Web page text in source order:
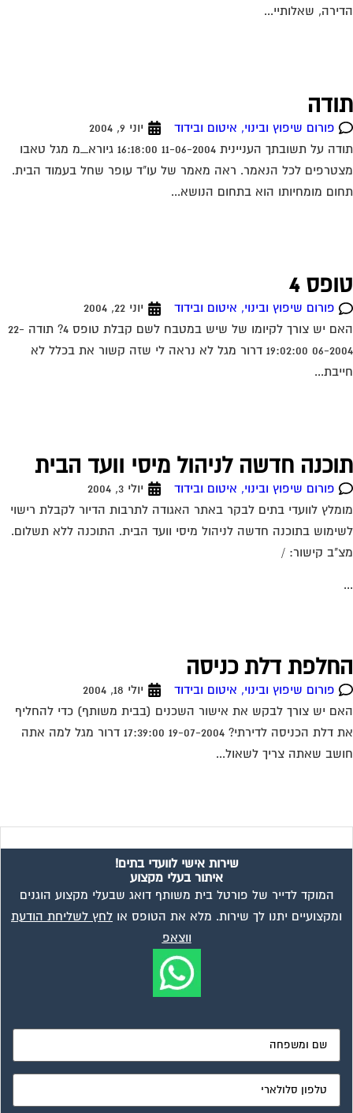
שאלותיי...
פורום שיפוץ ובינוי, איטום ובידוד
יוני 9, 2004
תודה על תשובתך העניינית 11-06-2004 16:18:00 גיורא_מ מגל טאבו
לכל הנאמר. ראה מאמר של עו"ד עופר שחל בעמוד הבית.
מומחיותו הוא בתחום הנושא...
4
פורום שיפוץ ובינוי, איטום ובידוד
יוני 22, 2004
האם יש צורך לקיומו של שיש במטבח לשם קבלת טופס 4? תודה 22-
06-2004 19:02:00 דרור מגל לא נראה לי שזה קשור את בכלל לא
חדשה לניהול מיסי וועד הבית
פורום שיפוץ ובינוי, איטום ובידוד
יולי 3, 2004
לוועדי בתים לבקר באתר האגודה לתרבות הדיור לקבלת רישוי
בתוכנה חדשה לניהול מיסי וועד הבית. התוכנה ללא תשלום.
קישור: /
דלת כניסה
פורום שיפוץ ובינוי, איטום ובידוד
יולי 18, 2004
יש צורך לבקש את אישור השכנים (בבית משותף) כדי להחליף
את דלת הכניסה לדירתי? 19-07-2004 17:39:00 דרור מגל למה אתה
שאתה צריך לשאול...
שירות אישי לוועדי בתים!
איתור בעלי מקצוע
המוקד לדייר של פורטל בית משותף דואג שבעלי מקצוע הוגנים
ומקצועיים יתנו לך שירות. מלא את הטופס אולחץ לשליחת הודעת
ווצאפ